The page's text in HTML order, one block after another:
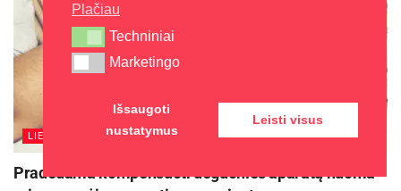
LIETUVA
Pradedama kompensuoti deguonies aparatų nuoma
Plačiau
Techniniai
Techniniai
Marketingo
Marketingo
Išsaugoti
nustatymus
Leisti visus